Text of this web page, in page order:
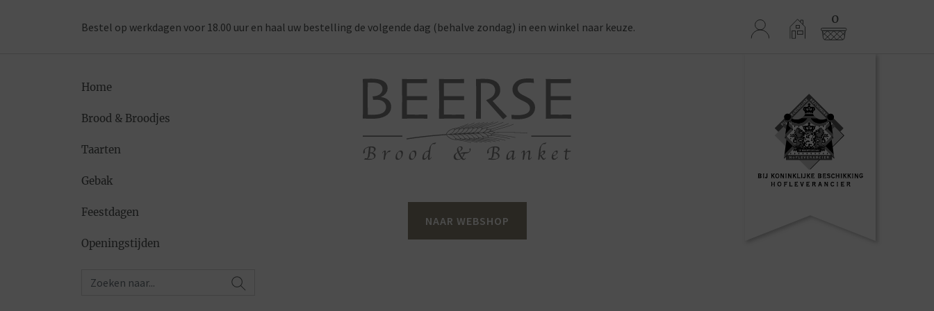
Bestel op werkdagen voor 18.00 uur en haal uw bestelling de volgende dag (behalve zondag) in een winkel naar keuze.
0
Home
Brood & Broodjes
Taarten
Gebak
Feestdagen
Openingstijden
NAAR WEBSHOP